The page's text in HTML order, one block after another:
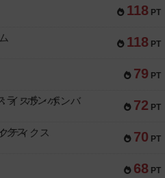
118 PT
118 PT
79 PT
72 PT
イスラ・ボンバ
70 PT
ティクス
68 PT